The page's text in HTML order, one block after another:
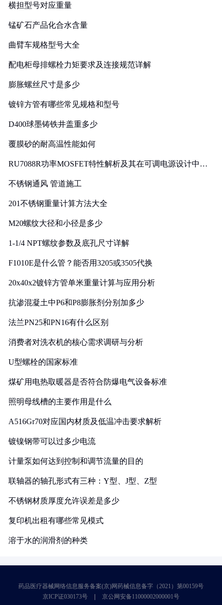
横担型号对应重量
锰矿石产品化合水含量
曲臂车规格型号大全
配电柜母排螺栓力矩要求及连接规范详解
膨胀螺丝尺寸是多少
镀锌方管有哪些常见规格和型号
D400球墨铸铁井盖重多少
覆膜砂的耐高温性能如何
RU7088R功率MOSFET特性解析及其在可调电源设计中的
不锈钢通风 管道施工
201不锈钢重量计算方法大全
M20螺纹大径和小径是多少
1-1/4 NPT螺纹参数及底孔尺寸详解
F1010E是什么管？能否用3205或3505代换
20x40x2镀锌方管单米重量计算与应用分析
抗渗混凝土中P6和P8膨胀剂分别加多少
法兰PN25和PN16有什么区别
消费者对洗衣机的核心需求调研与分析
U型螺栓的国家标准
煤矿用电热取暖器是否符合防爆电气设备标准
照明母线槽的主要作用是什么
A516Gr70对应国内材质及低温冲击要求解析
镀镍钢带可以过多少电流
计量泵如何达到控制和调节流量的目的
联轴器的轴孔形式有三种：Y型、J型、Z型
不锈钢材质厚度允许误差是多少
复印机出租有哪些常见模式
溶于水的润滑剂的种类
药品医疗器械网络信息服务备案(京)网药械信息备字（2021）第00159号
京ICP证030173号
京公网安备11000002000001号